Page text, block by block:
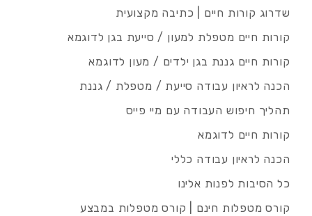
שדרוג קורות חיים | כתיבה מקצועית
קורות חיים מטפלת למעון / סייעת בגן לדוגמא
קורות חיים גננת בגן ילדים / מעון לדוגמא
הכנה לראיון עבודה סייעת / מטפלת / גננת
תהליך חיפוש העבודה עם מיי פייס
קורות חיים לדוגמא
הכנה לראיון עבודה כללי
כל הסיבות לפנות אלינו
קורס מטפלות חינם | קורס מטפלות במבצע